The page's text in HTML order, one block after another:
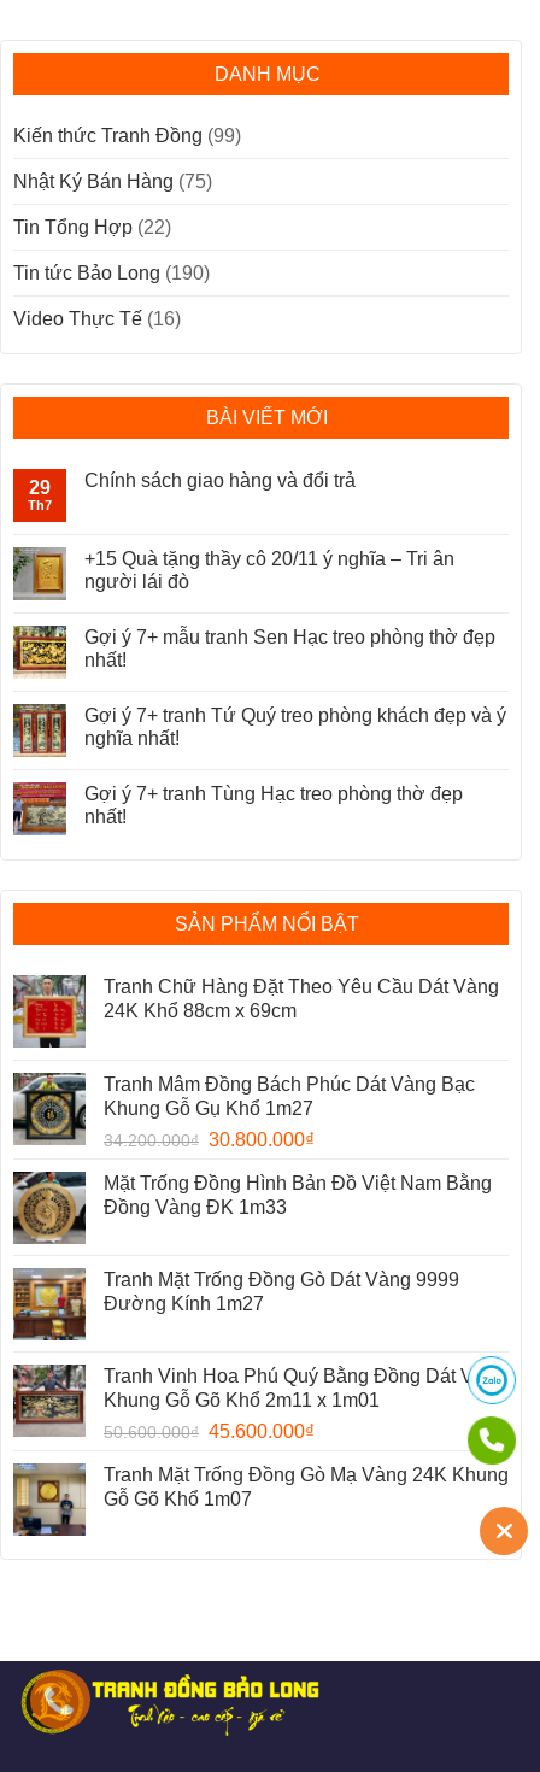
DANH MỤC
Kiến thức Tranh Đồng (99)
Nhật Ký Bán Hàng (75)
Tin Tổng Hợp (22)
Tin tức Bảo Long (190)
Video Thực Tế (16)
BÀI VIẾT MỚI
29
Th7
Chính sách giao hàng và đổi trả
+15 Quà tặng thầy cô 20/11 ý nghĩa – Tri ân
người lái đò
Gợi ý 7+ mẫu tranh Sen Hạc treo phòng thờ đẹp
nhất!
Gợi ý 7+ tranh Tứ Quý treo phòng khách đẹp và ý
nghĩa nhất!
Gợi ý 7+ tranh Tùng Hạc treo phòng thờ đẹp
nhất!
SẢN PHẨM NỔI BẬT
Tranh Chữ Hàng Đặt Theo Yêu Cầu Dát Vàng
24K Khổ 88cm x 69cm
Tranh Mâm Đồng Bách Phúc Dát Vàng Bạc
Khung Gỗ Gụ Khổ 1m27
34.200.000₫ 30.800.000₫
Mặt Trống Đồng Hình Bản Đồ Việt Nam Bằng
Đồng Vàng ĐK 1m33
Tranh Mặt Trống Đồng Gò Dát Vàng 9999
Đường Kính 1m27
Tranh Vinh Hoa Phú Quý Bằng Đồng Dát Vàng
Khung Gỗ Gõ Khổ 2m11 x 1m01
50.600.000₫ 45.600.000₫
Tranh Mặt Trống Đồng Gò Mạ Vàng 24K Khung
Gỗ Gõ Khổ 1m07